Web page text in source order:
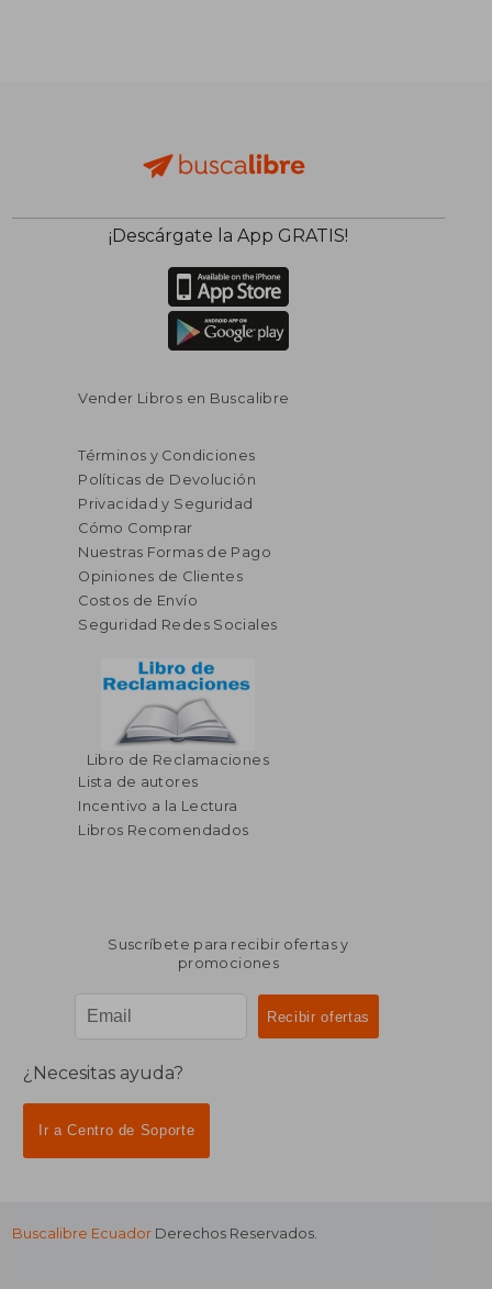
¡Descárgate la App GRATIS!
Vender Libros en Buscalibre
Términos y Condiciones
Políticas de Devolución
Privacidad y Seguridad
Cómo Comprar
Nuestras Formas de Pago
Opiniones de Clientes
Costos de Envío
Seguridad Redes Sociales
Libro de Reclamaciones
Lista de autores
Incentivo a la Lectura
Libros Recomendados
Suscríbete para recibir ofertas y
promociones
¿Necesitas ayuda?
Ir a Centro de Soporte
Buscalibre Ecuador Derechos Reservados.